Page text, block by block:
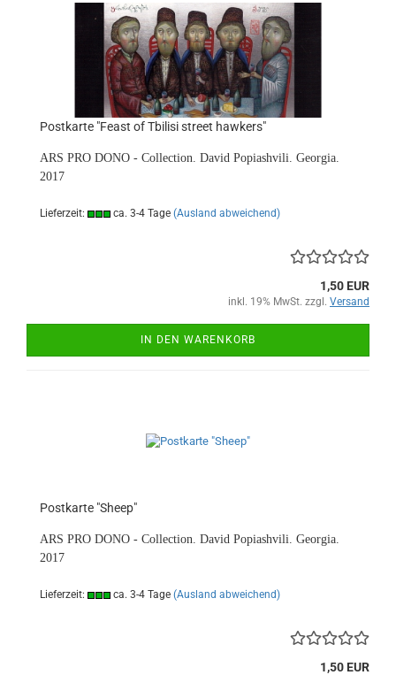
Postkarte "Feast of Tbilisi street hawkers"
ARS PRO DONO - Collection. David Popiashvili. Georgia.
2017
Lieferzeit: ca. 3-4 Tage (Ausland abweichend)
1,50 EUR
inkl. 19% MwSt. zzgl. Versand
IN DEN WARENKORB
Postkarte "Sheep"
ARS PRO DONO - Collection. David Popiashvili. Georgia.
2017
Lieferzeit: ca. 3-4 Tage (Ausland abweichend)
1,50 EUR